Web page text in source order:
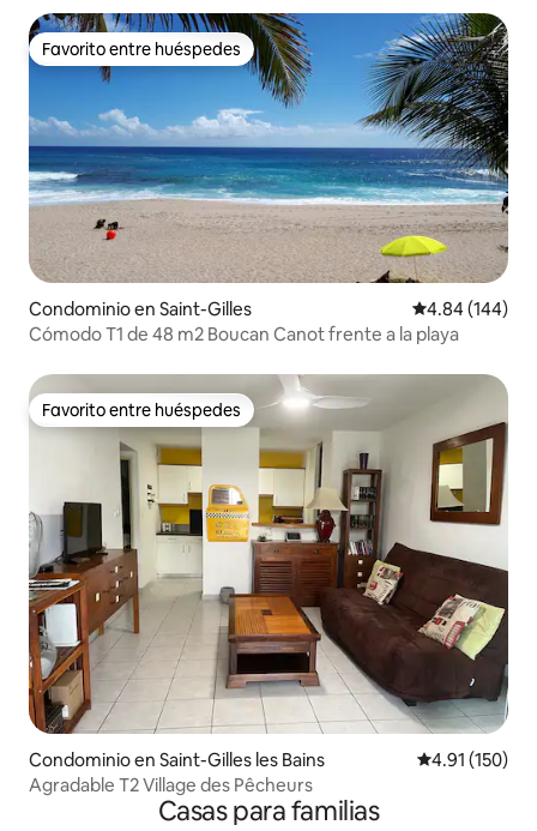
Favorito entre huéspedes
Favorito entre huéspedes
Condominio en Saint-Gilles Calificación
4.84 (144)
Cómodo T1 de 48 m2 Boucan Canot frente a la playa
Favorito entre huéspedes
Favorito entre huéspedes
Condominio en Saint-Gilles les Bains Calificación
4.91 (150)
Agradable T2 Village des Pêcheurs
Casas para familias